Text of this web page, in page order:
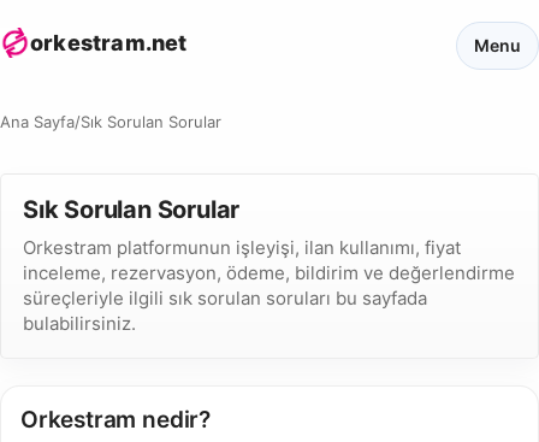
orkestram.net Menu
Ana Sayfa/Sık Sorulan Sorular
Sık Sorulan Sorular
Orkestram platformunun işleyişi, ilan kullanımı, fiyat
inceleme, rezervasyon, ödeme, bildirim ve değerlendirme
süreçleriyle ilgili sık sorulan soruları bu sayfada
bulabilirsiniz.
Orkestram nedir?